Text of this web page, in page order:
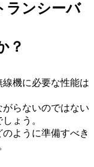
ランシーバ
？
機に必要な性能は
らないのではない
ょう。
ように準備すべき